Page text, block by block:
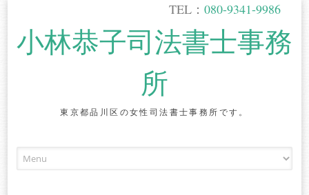
TEL： 080-9341-9986
小林恭子司法書士事務
所
東京都品川区の女性司法書士事務所です。
content